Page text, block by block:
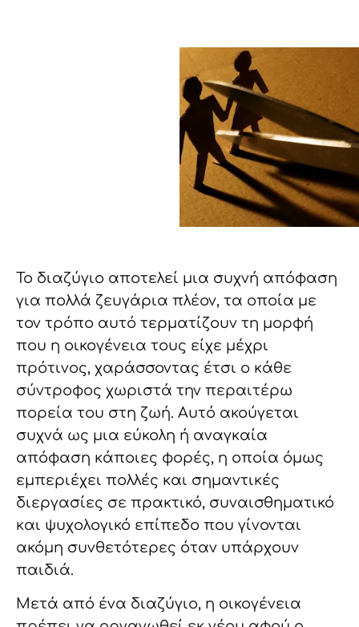
Το διαζύγιο αποτελεί μια συχνή απόφαση
για πολλά ζευγάρια πλέον, τα οποία με
τον τρόπο αυτό τερματίζουν τη μορφή
που η οικογένεια τους είχε μέχρι
πρότινος, χαράσσοντας έτσι ο κάθε
σύντροφος χωριστά την περαιτέρω
πορεία του στη ζωή. Αυτό ακούγεται
συχνά ως μια εύκολη ή αναγκαία
απόφαση κάποιες φορές, η οποία όμως
εμπεριέχει πολλές και σημαντικές
διεργασίες σε πρακτικό, συναισθηματικό
και ψυχολογικό επίπεδο που γίνονται
ακόμη συνθετότερες όταν υπάρχουν
παιδιά.
Μετά από ένα διαζύγιο, η οικογένεια